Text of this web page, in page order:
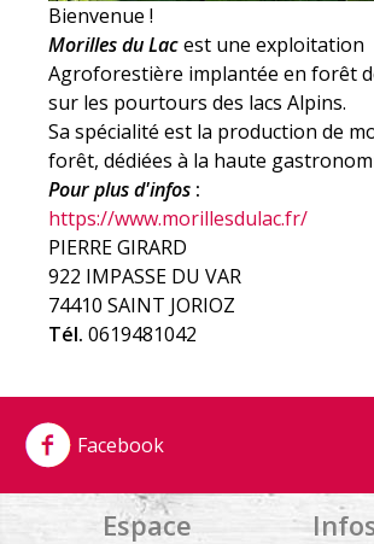
Bienvenue !
Morilles du Lacest une exploitation
Agroforestière implantée en forêt
sur les pourtours des lacs Alpins.
Sa spécialité est la production de
forêt, dédiées à la haute
Pour plus d'infos :
https://www.morillesdulac.fr/
PIERRE GIRARD
922 IMPASSE DU VAR
74410 SAINT JORIOZ
Tél. 0619481042
Facebook
Espace